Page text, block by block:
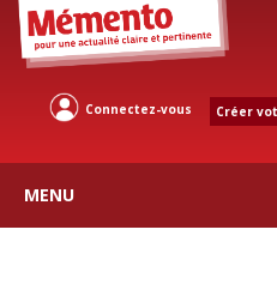
Connectez-vous Créer
MENU